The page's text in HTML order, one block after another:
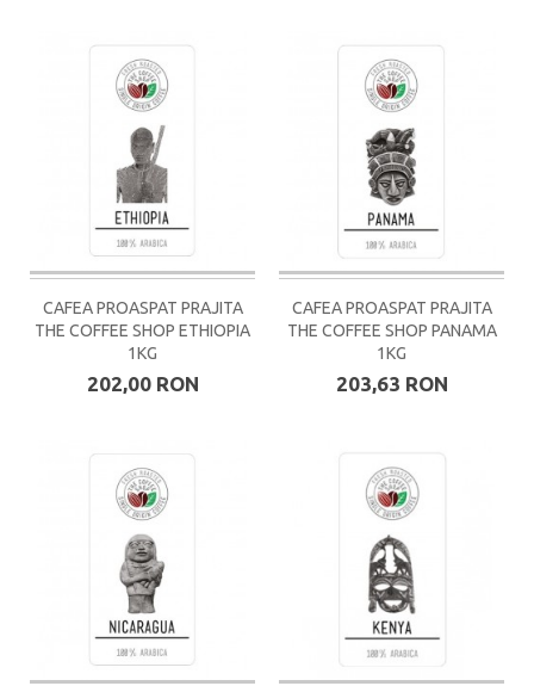
CAFEA PROASPAT PRAJITA
THE COFFEE SHOP ETHIOPIA
1KG
202,00 RON
CAFEA PROASPAT PRAJITA
THE COFFEE SHOP PANAMA
1KG
203,63 RON